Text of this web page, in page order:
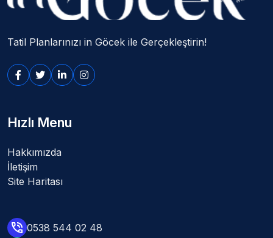
Tatil Planlarınızı in Göcek ile Gerçekleştirin!
Hızlı Menu
Hakkımızda
İletişim
Site Haritası
0538 544 02 48